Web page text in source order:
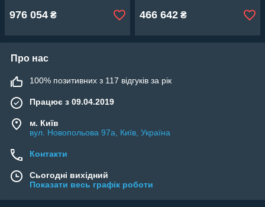
976 054 ₴ 466 642 ₴
Про нас
100% позитивних з 117 відгуків за рік
Працює з 09.04.2019
м. Київ
вул. Новопольова 97а, Київ, Україна
Контакти
Сьогодні вихідний
Показати весь графік роботи